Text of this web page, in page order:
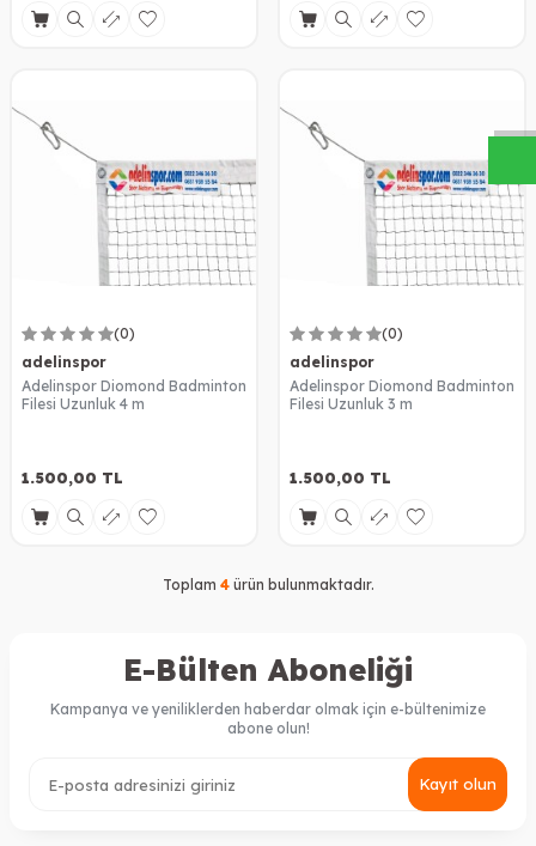
(0)
adelinspor
Adelinspor Diomond Badminton
Filesi Uzunluk 4 m
1.500,00 TL
(0)
adelinspor
Adelinspor Diomond Badminton
Filesi Uzunluk 3 m
1.500,00 TL
Toplam 4ürün bulunmaktadır.
E-Bülten Aboneliği
Kampanya ve yeniliklerden haberdar olmak için e-bültenimize
abone olun!
Kayıt olun